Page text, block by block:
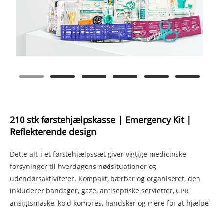
210 stk førstehjælpskasse | Emergency Kit |
Reflekterende design
Dette alt-i-et førstehjælpssæt giver vigtige medicinske
forsyninger til hverdagens nødsituationer og
udendørsaktiviteter. Kompakt, bærbar og organiseret, den
inkluderer bandager, gaze, antiseptiske servietter, CPR
ansigtsmaske, kold kompres, handsker og mere for at hjælpe